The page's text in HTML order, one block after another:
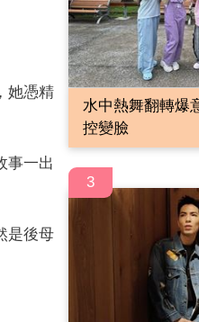
她憑精
事一出
是後母
水中熱舞翻轉
控變臉
3